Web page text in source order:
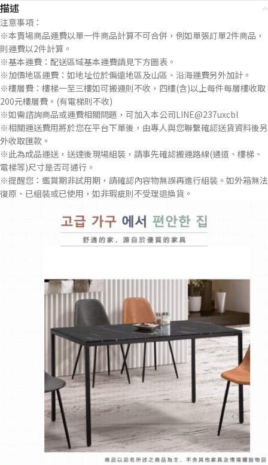
描述
注意事項：
※本賣場商品運費以單一件商品計算不可合併，例如單張訂單2件商品，
則運費以2件計算。
※基本運費：配送區域基本運費請見下方圖表。
※加價地區運費：如地址位於偏遠地區及山區、沿海運費另外加計。
※樓層費：樓梯一至三樓如可搬運則不收，四樓(含)以上每件每層樓收取
200元樓層費。(有電梯則不收)
※如需諮詢商品或運費相關問題，可加入本公司LINE@237uxcbl
※相關運送費用將於您在平台下單後，由專人與您聯繫確認送貨資料後另
外收取匯款。
※此為成品運送，送達後現場組裝，請事先確認搬運路線(通道、樓梯、
電梯等)尺寸是否可通行。
※提醒您：鑑賞期非試用期，請確認內容物無誤再進行組裝。如外箱無法
復原、已組裝或已使用，如非瑕疵則不受理退換貨。